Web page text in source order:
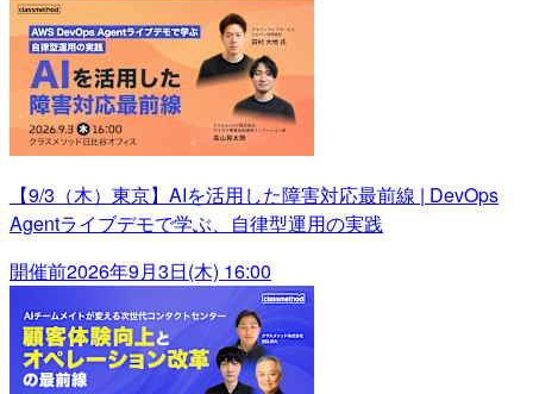
【9/3（木）東京】AIを活用した障害対応最前線 | DevOps
Agentライブデモで学ぶ、自律型運用の実践
開催前2026年9月3日(木) 16:00